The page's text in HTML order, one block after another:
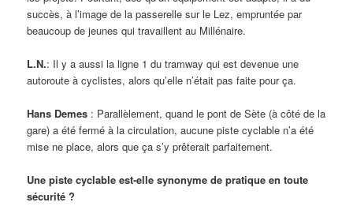
succès, à l’image de la passerelle sur le Lez, empruntée par
beaucoup de jeunes qui travaillent au Millénaire.
L.N.: Il y a aussi la ligne 1 du tramway qui est devenue une
autoroute à cyclistes, alors qu’elle n’était pas faite pour ça.
Hans Demes : Parallèlement, quand le pont de Sète (à côté de la
gare) a été fermé à la circulation, aucune piste cyclable n’a été
mise ne place, alors que ça s’y prêterait parfaitement.
Une piste cyclable est-elle synonyme de pratique en toute
sécurité ?